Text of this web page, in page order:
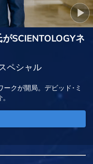
SCIENTOLOGYネ
ペシャル
クが開局。デビッド･ミ